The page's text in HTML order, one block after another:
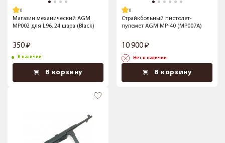
Магазин механический AGM
MP002 для L96, 24 шара (Black)
350
В наличии
В корзину
Страйкбольный пистолет-
пулемет AGM MP-40 (MP007A)
10 900
Нет в наличии
В корзину